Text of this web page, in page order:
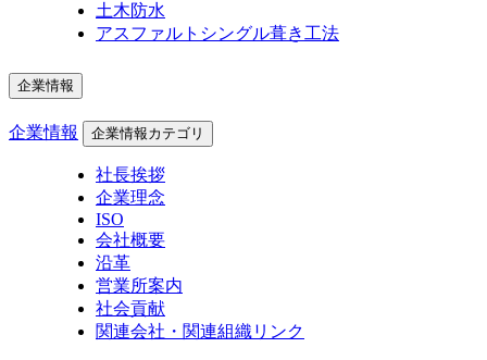
土木防水
アスファルトシングル葺き工法
企業情報
企業情報 企業情報カテゴリ
社長挨拶
企業理念
ISO
会社概要
沿革
営業所案内
社会貢献
関連会社・関連組織リンク